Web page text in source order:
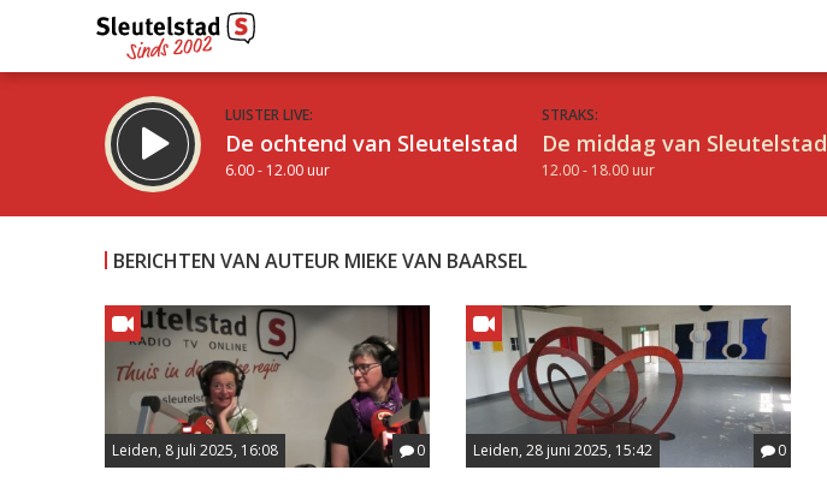
LUISTER LIVE:
De ochtend van Sleutelstad
6.00 - 12.00 uur
STRAKS:
De middag van Sleutelstad
12.00 - 18.00 uur
Inklappen
BERICHTEN VAN AUTEUR MIEKE VAN BAARSEL
Leiden, 8 juli 2025, 16:08 0 Leiden, 28 juni 2025, 15:42 0